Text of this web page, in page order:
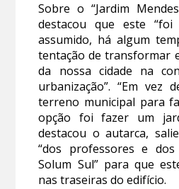
Sobre o “Jardim
destacou que este “foi
assumido, há algum
tentação de transformar
da nossa cidade na
urbanização”. “Em vez
terreno municipal para
opção foi fazer um
destacou o autarca,
“dos professores e
Solum Sul” para que
nas traseiras do edifício.